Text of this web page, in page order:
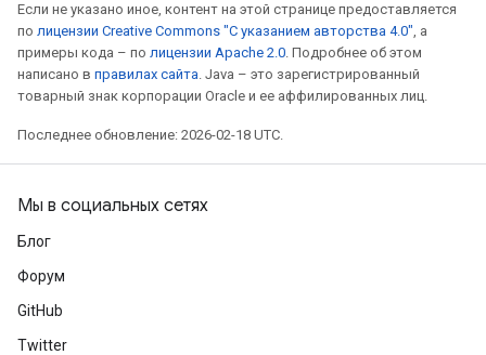
Если не указано иное, контент на этой странице предоставляется
по лицензии Creative Commons "С указанием авторства 4.0", а
примеры кода – по лицензии Apache 2.0. Подробнее об этом
написано в правилах сайта. Java – это зарегистрированный
товарный знак корпорации Oracle и ее аффилированных лиц.
Последнее обновление: 2026-02-18 UTC.
Мы в социальных сетях
Блог
Форум
GitHub
Twitter